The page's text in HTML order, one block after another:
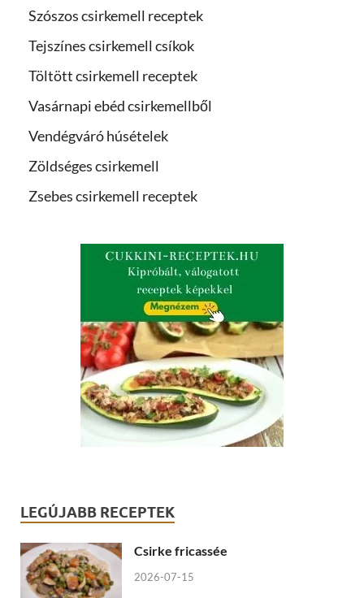
Szószos csirkemell receptek
Tejszínes csirkemell csíkok
Töltött csirkemell receptek
Vasárnapi ebéd csirkemellből
Vendégváró húsételek
Zöldséges csirkemell
Zsebes csirkemell receptek
LEGÚJABB RECEPTEK
Csirke fricassée
2026-07-15